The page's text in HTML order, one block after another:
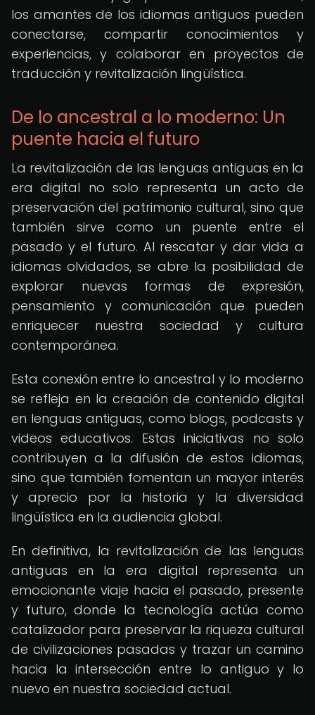
los amantes de los idiomas antiguos pueden
conectarse, compartir conocimientos y
experiencias, y colaborar en proyectos de
traducción y revitalización lingüística.
De lo ancestral a lo moderno: Un
puente hacia el futuro
La revitalización de las lenguas antiguas en la
era digital no solo representa un acto de
preservación del patrimonio cultural, sino que
también sirve como un puente entre el
pasado y el futuro. Al rescatar y dar vida a
idiomas olvidados, se abre la posibilidad de
explorar nuevas formas de expresión,
pensamiento y comunicación que pueden
enriquecer nuestra sociedad y cultura
contemporánea.
Esta conexión entre lo ancestral y lo moderno
se refleja en la creación de contenido digital
en lenguas antiguas, como blogs, podcasts y
videos educativos. Estas iniciativas no solo
contribuyen a la difusión de estos idiomas,
sino que también fomentan un mayor interés
y aprecio por la historia y la diversidad
lingüística en la audiencia global.
En definitiva, la revitalización de las lenguas
antiguas en la era digital representa un
emocionante viaje hacia el pasado, presente
y futuro, donde la tecnología actúa como
catalizador para preservar la riqueza cultural
de civilizaciones pasadas y trazar un camino
hacia la intersección entre lo antiguo y lo
nuevo en nuestra sociedad actual.